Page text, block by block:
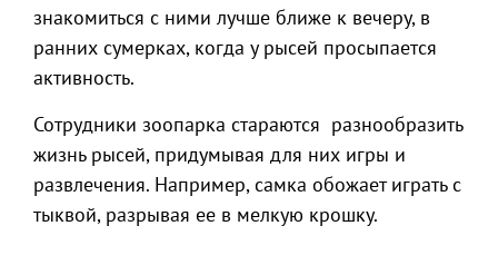
знакомиться с ними лучше ближе к вечеру, в
ранних сумерках, когда у рысей просыпается
активность.
Сотрудники зоопарка стараются разнообразить
жизнь рысей, придумывая для них игры и
развлечения. Например, самка обожает играть с
тыквой, разрывая ее в мелкую крошку.